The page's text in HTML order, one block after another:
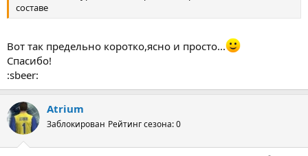
составе
Вот так предельно коротко,ясно и просто...
Спасибо!
:sbeer:
Atrium
Заблокирован Рейтинг сезона: 0